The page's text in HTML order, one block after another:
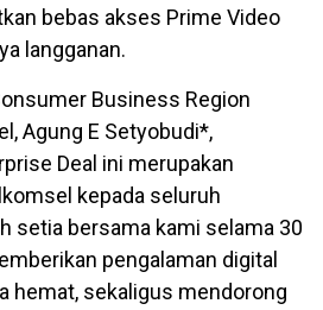
bebas akses Prime Video
langganan.
Business Region
Agung E Setyobudi*,
Deal ini merupakan
kepada seluruh
setia bersama kami selama 30
pengalaman digital
hemat, sekaligus mendorong